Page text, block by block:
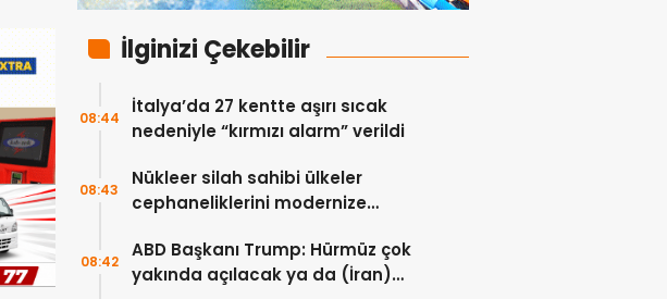
İlginizi Çekebilir
İtalya’da 27 kentte aşırı sıcak
nedeniyle “kırmızı alarm” verildi
08:44
Nükleer silah sahibi ülkeler
cephaneliklerini modernize
08:43
ABD Başkanı Trump: Hürmüz çok
yakında açılacak ya da (İran)
08:42